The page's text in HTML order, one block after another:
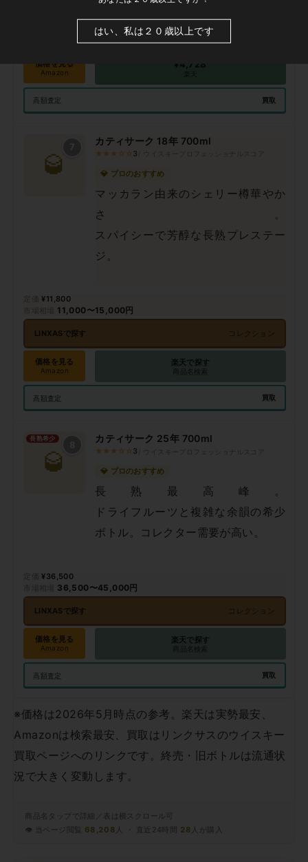
価格を見る
Amazon
¥4,728
楽天
高額査定 買取
🥃
カティサーク 18年 700ml
★★★☆☆ 3
¥11,800
11,000〜15,000円
💎 プロのおすすめ
マッカラン由来のシェリー樽華やか
さ。
スパイシーで芳醇な長熟プレステー
ジ。
LINXASで探す コレクション
価格を見る
Amazon
楽天で探す
商品名検索
高額査定 買取
🥃
長熟希少 カティサーク 25年 700ml
★★★☆☆ 3
¥36,500
36,500〜45,000円
💎 プロのおすすめ
長熟最高峰。
ドライフルーツと複雑な余韻の希少
ボトル。コレクター需要が高い。
LINXASで探す コレクション
価格を見る
Amazon
楽天で探す
商品名検索
高額査定 買取
※価格は2026年5月時点の参考。楽天は実勢最安、
Amazonは検索最安、買取はリンクサスのウイスキー
買取ページへのリンクです。終売・旧ボトルは流通状
況で大きく変動します。
商品名タップで詳細／表は横スクロール可
👁 当ページ閲覧 68,208 人 ・ 直近24時間 28 人が購入
はい、私は２０歳以上です